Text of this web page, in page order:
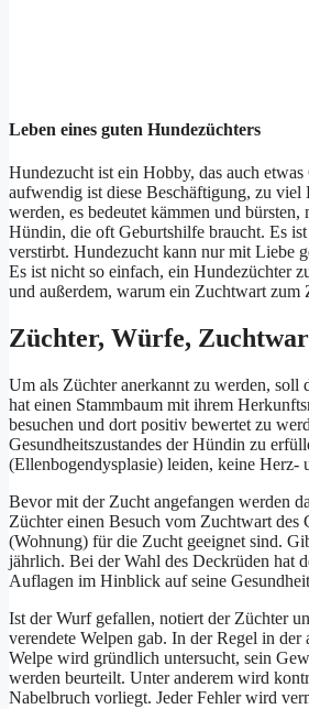
Leben eines guten Hundezüchters
Hundezucht ist ein Hobby, das auch
aufwendig ist diese Beschäftigung, zu
werden, es bedeutet kämmen und
Hündin, die oft Geburtshilfe braucht. Es
verstirbt. Hundezucht kann nur mit Liebe
Es ist nicht so einfach, ein Hundezüchter
und außerdem, warum ein Zuchtwart zum
Züchter, Würfe,
Um als Züchter anerkannt zu werden, soll
hat einen Stammbaum mit ihrem
besuchen und dort positiv bewertet zu
Gesundheitszustandes der Hündin zu
(Ellenbogendysplasie) leiden, keine Herz-
Bevor mit der Zucht angefangen werden
Züchter einen Besuch vom Zuchtwart
(Wohnung) für die Zucht geeignet sind.
jährlich. Bei der Wahl des Deckrüden hat
Auflagen im Hinblick auf seine
Ist der Wurf gefallen, notiert der Züchter
verendete Welpen gab. In der Regel in
Welpe wird gründlich untersucht, sein
werden beurteilt. Unter anderem wird
Nabelbruch vorliegt. Jeder Fehler wird